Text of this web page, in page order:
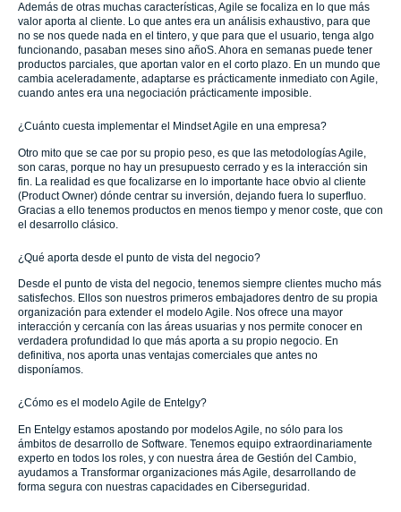
Además de otras muchas características, Agile se focaliza en lo que más
valor aporta al cliente. Lo que antes era un análisis exhaustivo, para que
no se nos quede nada en el tintero, y que para que el usuario, tenga algo
funcionando, pasaban meses sino añoS. Ahora en semanas puede tener
productos parciales, que aportan valor en el corto plazo. En un mundo que
cambia aceleradamente, adaptarse es prácticamente inmediato con Agile,
cuando antes era una negociación prácticamente imposible.
¿Cuánto cuesta implementar el Mindset Agile en una empresa?
Otro mito que se cae por su propio peso, es que las metodologías Agile,
son caras, porque no hay un presupuesto cerrado y es la interacción sin
fin. La realidad es que focalizarse en lo importante hace obvio al cliente
(Product Owner) dónde centrar su inversión, dejando fuera lo superfluo.
Gracias a ello tenemos productos en menos tiempo y menor coste, que con
el desarrollo clásico.
¿Qué aporta desde el punto de vista del negocio?
Desde el punto de vista del negocio, tenemos siempre clientes mucho más
satisfechos. Ellos son nuestros primeros embajadores dentro de su propia
organización para extender el modelo Agile. Nos ofrece una mayor
interacción y cercanía con las áreas usuarias y nos permite conocer en
verdadera profundidad lo que más aporta a su propio negocio. En
definitiva, nos aporta unas ventajas comerciales que antes no
disponíamos.
¿Cómo es el modelo Agile de Entelgy?
En Entelgy estamos apostando por modelos Agile, no sólo para los
ámbitos de desarrollo de Software. Tenemos equipo extraordinariamente
experto en todos los roles, y con nuestra área de Gestión del Cambio,
ayudamos a Transformar organizaciones más Agile, desarrollando de
forma segura con nuestras capacidades en Ciberseguridad.